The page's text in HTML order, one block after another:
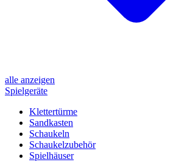
alle anzeigen
Spielgeräte
Klettertürme
Sandkasten
Schaukeln
Schaukelzubehör
Spielhäuser